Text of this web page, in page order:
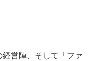
営陣、そして「ファ